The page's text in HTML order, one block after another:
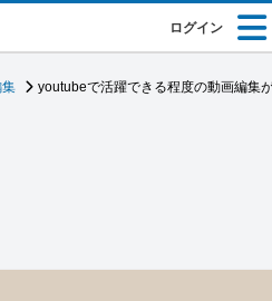
ログイン
youtubeで活躍できる程度の動画編集